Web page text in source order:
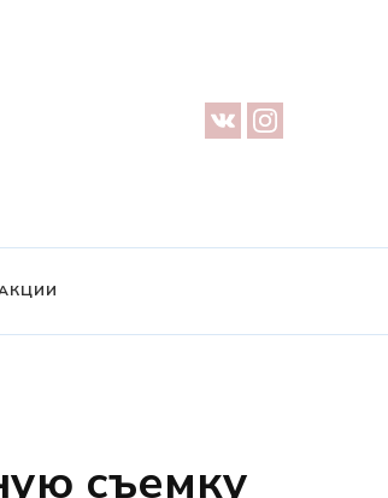
съемку